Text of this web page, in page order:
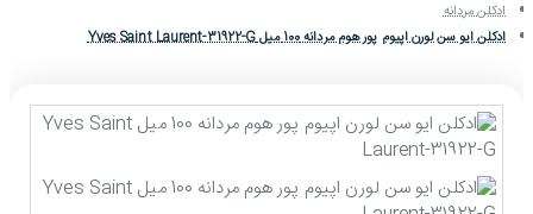
ادکلن مردانه
ادکلن ایو سن لورن اپیوم پور هوم مردانه 100 میل Yves Saint Laurent-31922-G